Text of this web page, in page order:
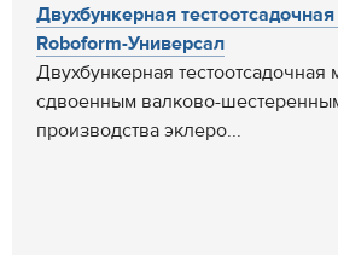
Двухбункерная
Roboform-Универсал
Двухбункерная тестоотсадочная
сдвоенным валково-
производства эклеро...